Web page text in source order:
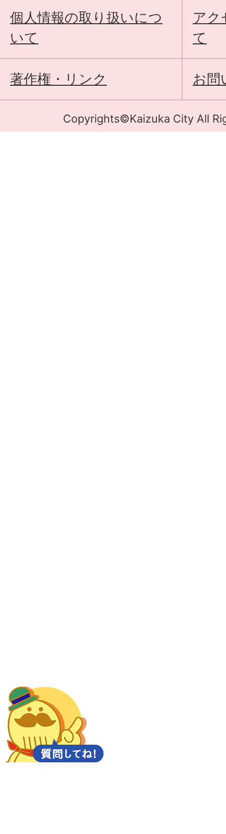
個人情報の取り扱いにつ
いて
アク
て
著作権・リンク お問
Copyrights©Kaizuka City All